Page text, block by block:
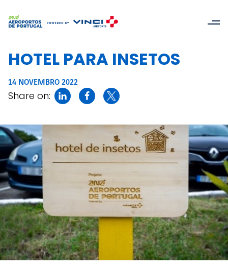
HOTEL PARA INSETOS
14 NOVEMBRO 2022
Share on: